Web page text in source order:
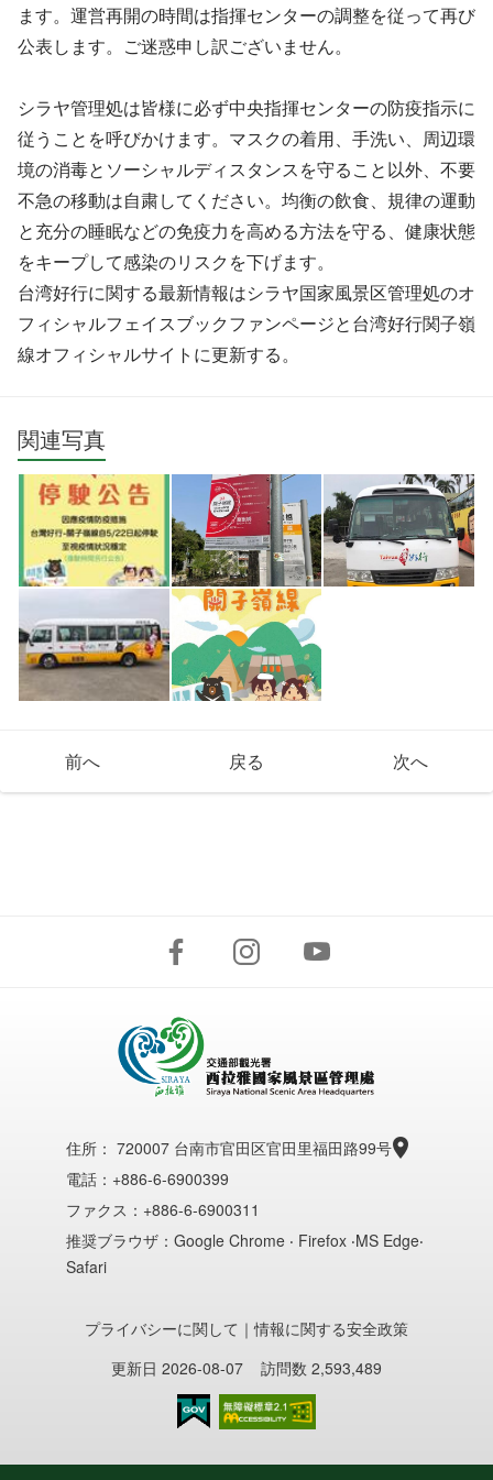
ます。運営再開の時間は指揮センターの調整を従って再び
公表します。ご迷惑申し訳ございません。
シラヤ管理処は皆様に必ず中央指揮センターの防疫指示に
従うことを呼びかけます。マスクの着用、手洗い、周辺環
境の消毒とソーシャルディスタンスを守ること以外、不要
不急の移動は自粛してください。均衡の飲食、規律の運動
と充分の睡眠などの免疫力を高める方法を守る、健康状態
をキープして感染のリスクを下げます。
台湾好行に関する最新情報はシラヤ国家風景区管理処のオ
フィシャルフェイスブックファンページと台湾好行関子嶺
線オフィシャルサイトに更新する。
関連写真
前へ 戻る 次へ
住所： 720007 台南市官田区官田里福田路99号
電話：+886-6-6900399
ファクス：+886-6-6900311
推奨ブラウザ：Google Chrome ‧ Firefox ‧MS Edge‧
Safari
プライバシーに関して ｜情報に関する安全政策
更新日 2026-08-07
訪問数 2,593,489